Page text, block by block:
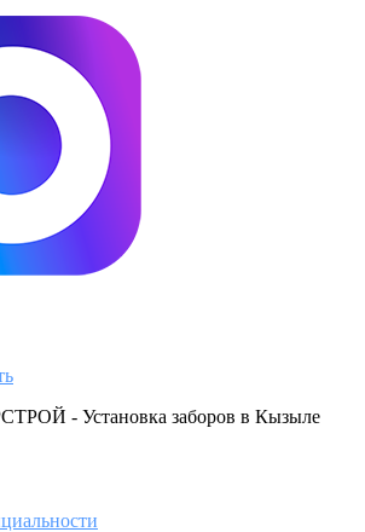
- Установка заборов в Кызыле